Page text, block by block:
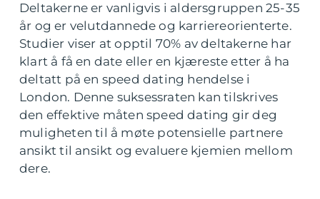
Deltakerne er vanligvis i aldersgruppen 25-35
år og er velutdannede og karriereorienterte.
Studier viser at opptil 70% av deltakerne har
klart å få en date eller en kjæreste etter å ha
deltatt på en speed dating hendelse i
London. Denne suksessraten kan tilskrives
den effektive måten speed dating gir deg
muligheten til å møte potensielle partnere
ansikt til ansikt og evaluere kjemien mellom
dere.